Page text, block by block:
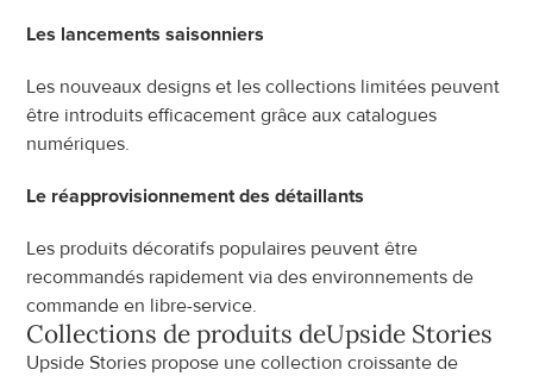
Les lancements saisonniers
Les nouveaux designs et les collections limitées peuvent
être introduits efficacement grâce aux catalogues
numériques.
Le réapprovisionnement des détaillants
Les produits décoratifs populaires peuvent être
recommandés rapidement via des environnements de
commande en libre-service.
Collections de produits deUpside Stories
Upside Stories propose une collection croissante de